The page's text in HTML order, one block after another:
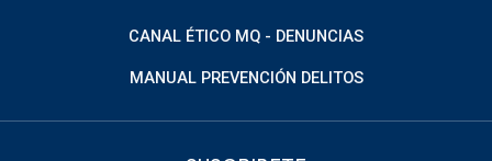
CANAL ÉTICO MQ - DENUNCIAS
MANUAL PREVENCIÓN DELITOS